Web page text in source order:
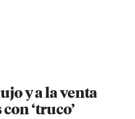
y a la venta
‘truco’